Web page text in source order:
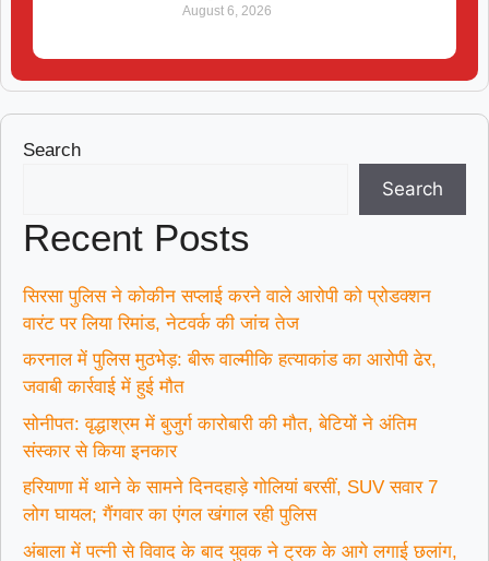
August 6, 2026
Search
Search
Recent Posts
सिरसा पुलिस ने कोकीन सप्लाई करने वाले आरोपी को प्रोडक्शन
वारंट पर लिया रिमांड, नेटवर्क की जांच तेज
करनाल में पुलिस मुठभेड़: बीरू वाल्मीकि हत्याकांड का आरोपी ढेर,
जवाबी कार्रवाई में हुई मौत
सोनीपत: वृद्धाश्रम में बुजुर्ग कारोबारी की मौत, बेटियों ने अंतिम
संस्कार से किया इनकार
हरियाणा में थाने के सामने दिनदहाड़े गोलियां बरसीं, SUV सवार 7
लोग घायल; गैंगवार का एंगल खंगाल रही पुलिस
अंबाला में पत्नी से विवाद के बाद युवक ने ट्रक के आगे लगाई छलांग,